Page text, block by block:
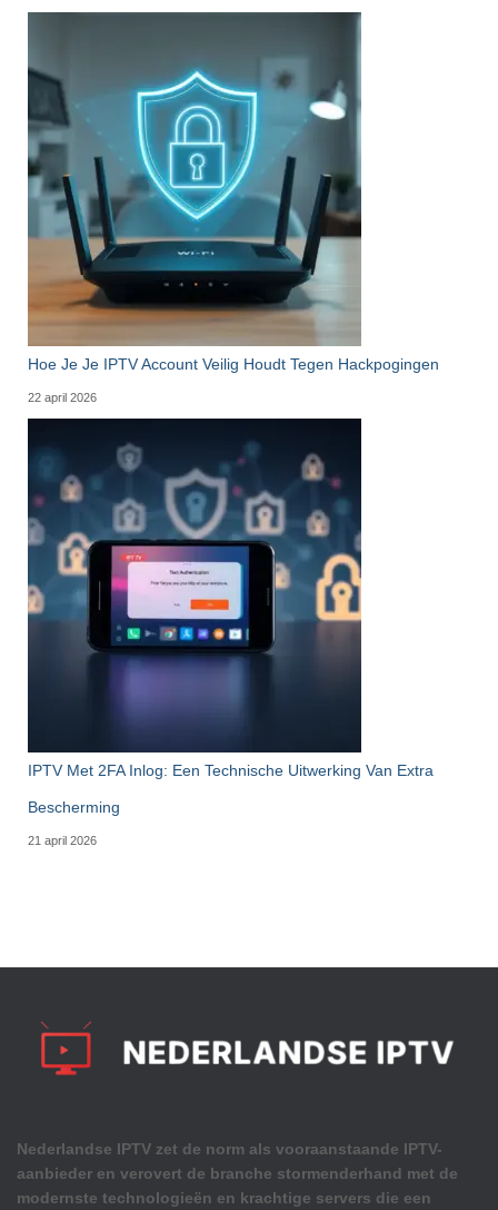
Hoe Je Je IPTV Account Veilig Houdt Tegen Hackpogingen
22 april 2026
IPTV Met 2FA Inlog: Een Technische Uitwerking Van Extra
Bescherming
21 april 2026
Nederlandse IPTV zet de norm als vooraanstaande IPTV-
aanbieder en verovert de branche stormenderhand met de
modernste technologieën en krachtige servers die een